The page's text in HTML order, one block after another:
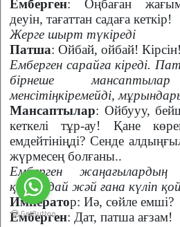
Емберген: Оңбаған
деуін, тағаттан садаға кеткір!
Жерге шырт түкіреді
Патша: Ойбай, ойбай!
Емберген сарайға кіреді.
бірнеше
менсітіңкіремейді,
Мансаптылар: Ойбууу,
кеткелі тұр-ау! Қане
емдейтініңді? Сенде
жүрмесең болғаны..
Емберген
қойғандай жәй ғана күліп
Император: Иә, сөйле емші?
Емберген: Дат, патша ағзам!